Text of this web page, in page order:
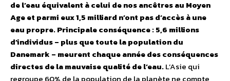
de l’eau équivalent à celui de nos ancêtres au Moyen
Age et parmi eux 1,5 milliard n’ont pas d’accès à une
eau propre. Principale conséquence : 5,6 millions
d’individus – plus que toute la population du
Danemark – meurent chaque année des conséquences
directes de la mauvaise qualité de l’eau.L’Asie qui